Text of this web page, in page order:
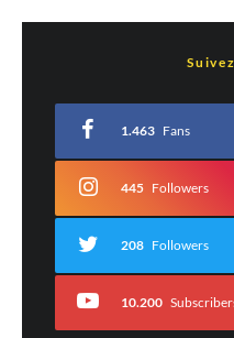
*
Commentaire*
1.463 Fans
445 Followers
208 Followers
10.200